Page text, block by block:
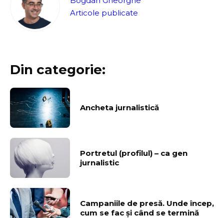
Articole publicate
Din categorie:
Ancheta jurnalistică
Portretul (profilul) – ca gen
jurnalistic
Campaniile de presă. Unde încep,
cum se fac şi când se termină